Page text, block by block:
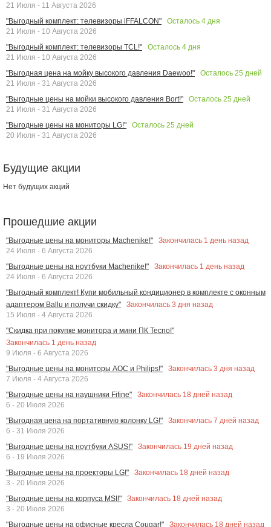
21 Июля - 11 Августа 2026
"Выгодный комплект: телевизоры iFFALCON"
Осталось 4 дня
21 Июля - 10 Августа 2026
"Выгодный комплект: телевизоры TCL!"
Осталось 4 дня
21 Июля - 10 Августа 2026
"Выгодная цена на мойку высокого давления Daewoo!"
Осталось 25 дней
21 Июля - 31 Августа 2026
"Выгодные цены на мойки высокого давления Bort!"
Осталось 25 дней
21 Июля - 31 Августа 2026
"Выгодные цены на мониторы LG!"
Осталось 25 дней
20 Июля - 31 Августа 2026
Будущие акции
Нет будущих акций
Прошедшие акции
"Выгодные цены на мониторы Machenike!" Закончилась 1 день назад
24 Июля - 6 Августа 2026
"Выгодные цены на ноутбуки Machenike!"
Закончилась 1 день назад
24 Июля - 6 Августа 2026
"Выгодный комплект! Купи мобильный кондиционер в комплекте с оконным
адаптером Ballu и получи скидку"
Закончилась 3 дня назад
15 Июля - 4 Августа 2026
"Скидка при покупке монитора и мини ПК Tecno!"
Закончилась 1 день назад
9 Июля - 6 Августа 2026
"Выгодные цены на мониторы AOC и Philips!"
Закончилась 3 дня назад
7 Июля - 4 Августа 2026
"Выгодные цены на наушники Fifine"
Закончилась 18 дней назад
6 - 20 Июля 2026
"Выгодная цена на портативную колонку LG!"
Закончилась 7 дней назад
6 - 31 Июля 2026
"Выгодные цены на ноутбуки ASUS!"
Закончилась 19 дней назад
6 - 19 Июля 2026
"Выгодные цены на проекторы LG!"
Закончилась 18 дней назад
3 - 20 Июля 2026
"Выгодные цены на корпуса MSI!"
Закончилась 18 дней назад
3 - 20 Июля 2026
"Выгодные цены на офисные кресла Cougar!"
Закончилась 18 дней назад